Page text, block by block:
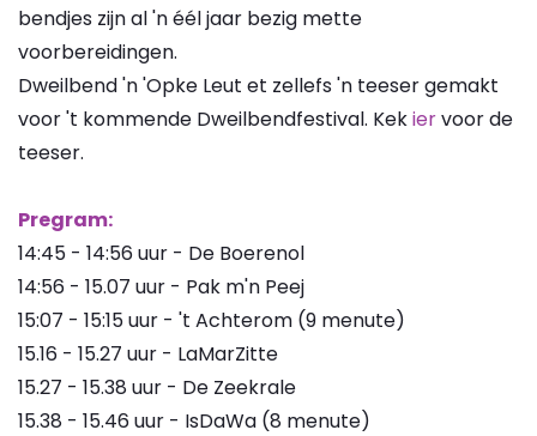
bendjes zijn al 'n éél jaar bezig mette
voorbereidingen.
Dweilbend 'n 'Opke Leut et zellefs 'n teeser gemakt
voor 't kommende Dweilbendfestival. Kekiervoor de
teeser.
Pregram:
14:45 - 14:56 uur - De Boerenol
14:56 - 15.07 uur - Pak m'n Peej
15:07 - 15:15 uur - 't Achterom (9 menute)
15.16 - 15.27 uur - LaMarZitte
15.27 - 15.38 uur - De Zeekrale
15.38 - 15.46 uur - IsDaWa (8 menute)